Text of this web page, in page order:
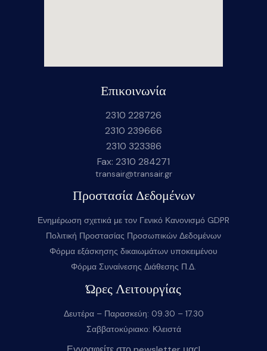
Επικοινωνία
2310 228726
2310 239666
2310 323386
Fax: 2310 284271
transair@transair.gr
Προστασία Δεδομένων
Ενημέρωση σχετικά με τον Γενικό Κανονισμό GDPR
Πολιτική Προστασίας Προσωπικών Δεδομένων
Φόρμα εξάσκησης δικαιωμάτων υποκειμένου
Φόρμα Συναίνεσης Διάθεσης Π.Δ.
Ώρες Λειτουργίας
Δευτέρα – Παρασκεύη: 09.30 – 17.30
Σαββατοκύριακο: Κλειστά